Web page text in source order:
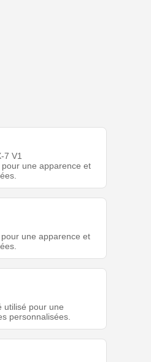
7 V1
une apparence et
une apparence et
utilisé pour une
personnalisées.